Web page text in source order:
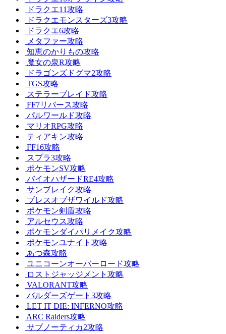
ドラクエ11攻略
ドラクエモンスターズ3攻略
ドラクエ6攻略
メタファー攻略
知恵のかりもの攻略
魔女の泉R攻略
ドラゴンズドグマ2攻略
TGS攻略
ステラーブレイド攻略
FF7リバース攻略
パルワールド攻略
マリオRPG攻略
ティアキン攻略
FF16攻略
スプラ3攻略
ポケモンSV攻略
バイオハザードRE4攻略
サンブレイク攻略
ブレスオブザワイルド攻略
ポケモン剣盾攻略
アルセウス攻略
ポケモンダイパリメイク攻略
ポケモンユナイト攻略
あつ森攻略
ユニコーンオーバーロード攻略
ロストジャッジメント攻略
VALORANT攻略
バルダーズゲート3攻略
LET IT DIE: INFERNO攻略
ARC Raiders攻略
サブノーティカ2攻略